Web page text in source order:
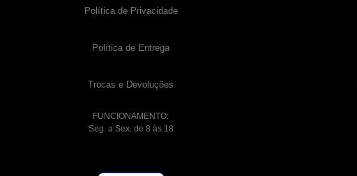
Política de Privacidade
Política de Entrega
Trocas e Devoluções
FUNCIONAMENTO:
Seg. a Sex. de 8 às 18